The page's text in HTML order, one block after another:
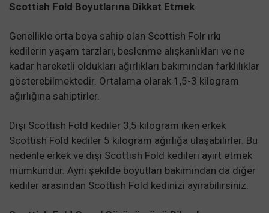
Scottish Fold Boyutlarına Dikkat Etmek
Genellikle orta boya sahip olan Scottish Folr ırkı
kedilerin yaşam tarzları, beslenme alışkanlıkları ve ne
kadar hareketli oldukları ağırlıkları bakımından farklılıklar
gösterebilmektedir. Ortalama olarak 1,5-3 kilogram
ağırlığına sahiptirler.
Dişi Scottish Fold kediler 3,5 kilogram iken erkek
Scottish Fold kediler 5 kilogram ağırlığa ulaşabilirler. Bu
nedenle erkek ve dişi Scottish Fold kedileri ayırt etmek
mümkündür. Aynı şekilde boyutları bakımından da diğer
kediler arasından Scottish Fold kedinizi ayırabilirsiniz.